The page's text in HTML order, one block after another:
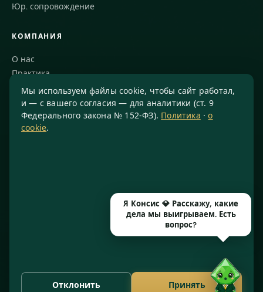
Юр. сопровождение
КОМПАНИЯ
О нас
Практика
Блог
Команда
Благодарности
Москва, Варшавское шоссе, д. 1А, помещение 14/7
© 2016–2026 ООО «КОНСИС» · ИНН 7724372334 · КПП 772601001
· ОГРН 1167746646297 · Рег. № 77071/77 от 14.05.2026
Мы используем файлы cookie, чтобы сайт работал,
и — с вашего согласия — для аналитики (ст. 9
Федерального закона № 152-ФЗ). Политика ·о
cookie.
Отклонить Принять
Я Консис 💎 Расскажу, какие
дела мы выигрываем. Есть
вопрос?